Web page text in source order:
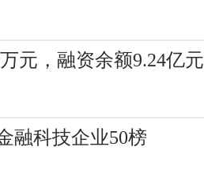
元，融资余额9.24亿元
融科技企业50榜